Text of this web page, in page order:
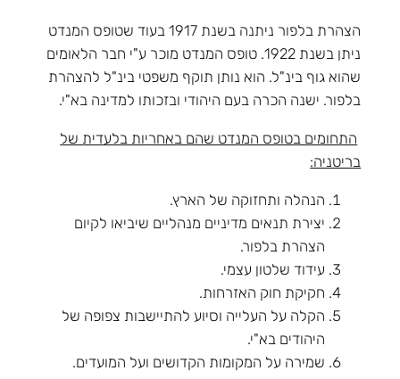
הצהרת בלפור ניתנה בשנת 1917 בעוד שטופס המנדט
ניתן בשנת 1922. טופס המנדט מוכר ע"י חבר הלאומים
שהוא גוף בינ"ל. הוא נותן תוקף משפטי בינ"ל להצהרת
בלפור. ישנה הכרה בעם היהודי ובזכותו למדינה בא"י.
התחומים בטופס המנדט שהם באחריות בלעדית של
בריטניה:
הנהלה ותחזוקה של הארץ.
יצירת תנאים מדיניים מנהליים שיביאו לקיום
הצהרת בלפור.
עידוד שלטון עצמי.
חקיקת חוק האזרחות.
הקלה על העלייה וסיוע להתיישבות צפופה של
היהודים בא"י.
שמירה על המקומות הקדושים ועל המועדים.